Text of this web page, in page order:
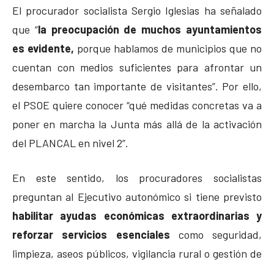
El procurador socialista Sergio Iglesias ha señalado
que “la preocupación de muchos ayuntamientos
es evidente, porque hablamos de municipios que no
cuentan con medios suficientes para afrontar un
desembarco tan importante de visitantes”. Por ello,
el PSOE quiere conocer “qué medidas concretas va a
poner en marcha la Junta más allá de la activación
del PLANCAL en nivel 2”.
En este sentido, los procuradores socialistas
preguntan al Ejecutivo autonómico si tiene previsto
habilitar ayudas económicas extraordinarias y
reforzar servicios esenciales como seguridad,
limpieza, aseos públicos, vigilancia rural o gestión de